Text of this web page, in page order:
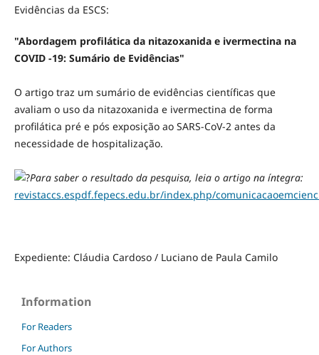
Evidências da ESCS:
"Abordagem profilática da nitazoxanida e ivermectina na
COVID -19: Sumário de Evidências"
O artigo traz um sumário de evidências científicas que
avaliam o uso da nitazoxanida e ivermectina de forma
profilática pré e pós exposição ao SARS-CoV-2 antes da
necessidade de hospitalização.
Para saber o resultado da pesquisa, leia o artigo na íntegra:
revistaccs.espdf.fepecs.edu.br/index.php/
Expediente: Cláudia Cardoso / Luciano de Paula Camilo
Information
For Readers
For Authors